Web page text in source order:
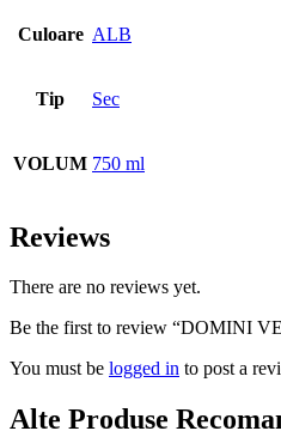
Culoare ALB
Tip Sec
VOLUM 750 ml
Reviews
There are no reviews yet.
Be the first to review “DOMINI
You must be logged in to post a
Alte Produse